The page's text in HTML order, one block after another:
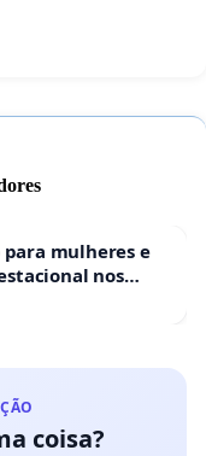
mulheres e
nos
coisa?